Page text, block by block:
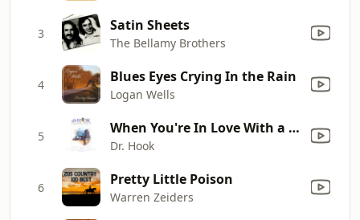
3 Satin Sheets
The Bellamy Brothers
4 Blues Eyes Crying In the Rain
Logan Wells
5 When You're In Love With a Beautiful Woman (Extend
Dr. Hook
6 Pretty Little Poison
Warren Zeiders